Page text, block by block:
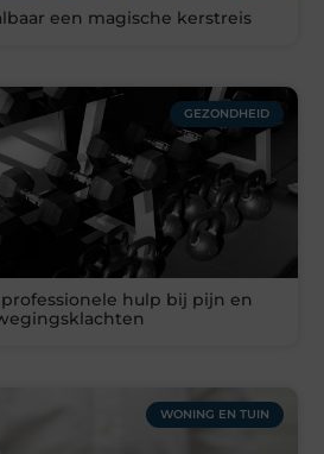
een magische kerstreis
GEZONDHEID
professionele hulp bij pijn en
WONING EN TUIN